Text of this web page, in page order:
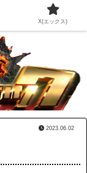
2023.06.02
X(エックス)